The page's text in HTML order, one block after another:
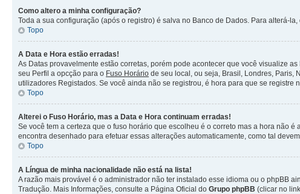
Como altero a minha configuração?
Toda a sua configuração (após o registro) é salva no Banco de Dados. Para alterá-la,
Topo
A Data e Hora estão erradas!
As Datas provavelmente estão corretas, porém pode acontecer que você visualize
seu Perfil a opcção para o Fuso Horário de seu local, ou seja, Brasil, Londres, Paris,
utilizadores Registados. Se você ainda não se registrou, é hora para que se registre
Topo
Alterei o Fuso Horário, mas a Data e Hora continuam erradas!
Se você tem a certeza que o fuso horário que escolheu é o correto mas a hora não
encontra desenhado para efetuar essas alterações automaticamente, como tal
Topo
A Língua de minha nacionalidade não está na lista!
A razão mais provável é o administrador não ter instalado esse idioma ou o phpBB
Tradução. Mais Informações, consulte a Página Oficial do Grupo phpBB (clicar no